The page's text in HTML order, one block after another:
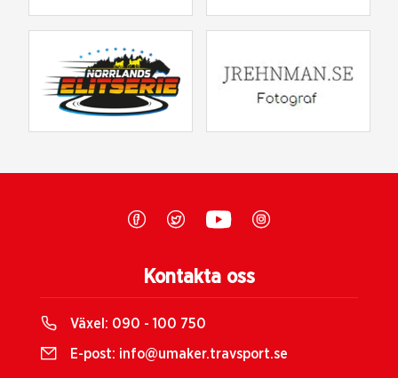
Kontakta oss
Växel: 090 - 100 750
E-post: info@umaker.travsport.se